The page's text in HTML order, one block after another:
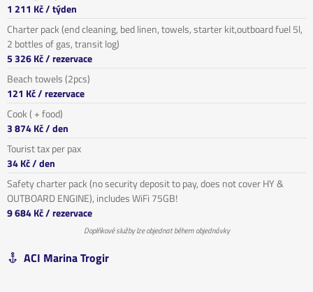
1 211 Kč/ týden
Charter pack (end cleaning, bed linen, towels, starter kit,outboard fuel 5l,
2 bottles of gas, transit log)
5 326 Kč/ rezervace
Beach towels (2pcs)
121 Kč/ rezervace
Cook ( + food)
3 874 Kč/ den
Tourist tax per pax
34 Kč/ den
Safety charter pack (no security deposit to pay, does not cover HY &
OUTBOARD ENGINE), includes WiFi 75GB!
9 684 Kč/ rezervace
Doplňkové služby lze objednat během objednávky
ACI Marina Trogir